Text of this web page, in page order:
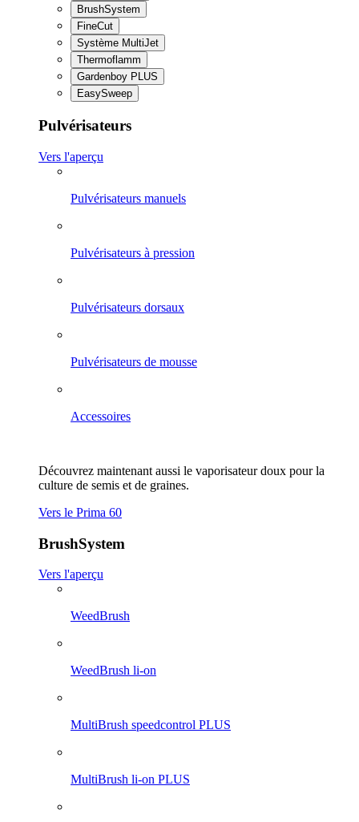
BrushSystem
FineCut
Système MultiJet
Thermoflamm
Gardenboy PLUS
EasySweep
Pulvérisateurs
Vers l'aperçu
Pulvérisateurs manuels
Pulvérisateurs à pression
Pulvérisateurs dorsaux
Pulvérisateurs de mousse
Accessoires
Découvrez maintenant aussi le vaporisateur doux pour la
culture de semis et de graines.
Vers le Prima 60
BrushSystem
Vers l'aperçu
WeedBrush
WeedBrush li-on
MultiBrush speedcontrol PLUS
MultiBrush li-on PLUS